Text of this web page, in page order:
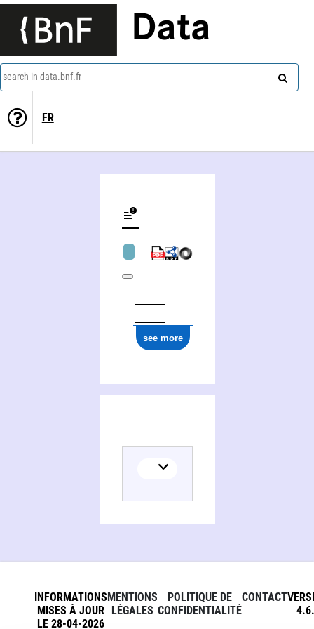
Data
search in data.bnf.fr
FR
see more
INFORMATIONS
MISES À JOUR
LE 28-04-2026
MENTIONS
LÉGALES
POLITIQUE DE
CONFIDENTIALITÉ
CONTACT